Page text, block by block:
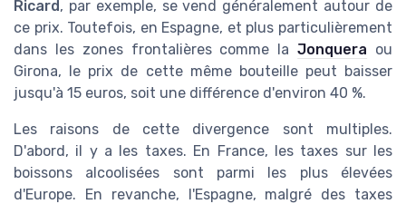
Ricard, par exemple, se vend généralement autour de
ce prix. Toutefois, en Espagne, et plus particulièrement
dans les zones frontalières comme laJonquera ou
Girona, le prix de cette même bouteille peut baisser
jusqu'à 15 euros, soit une différence d'environ 40 %.
Les raisons de cette divergence sont multiples.
D'abord, il y a les taxes. En France, les taxes sur les
boissons alcoolisées sont parmi les plus élevées
d'Europe. En revanche, l'Espagne, malgré des taxes